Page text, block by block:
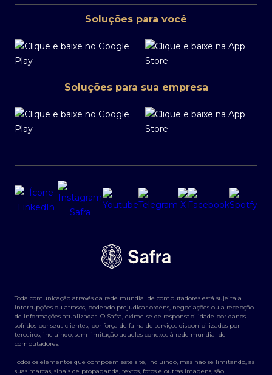
Soluções para você
Soluções para sua empresa
Toda comunicação através da rede mundial de computadores está sujeita a
interrupções ou atrasos, podendo prejudicar ordens, negociações ou a recepção
de informações atualizadas. O Safra, exime-se de responsabilidade por danos
sofridos por seus clientes, por força de falha de serviços disponibilizados por
terceiros, incluindo, sem limitação aqueles conexos à rede mundial de
computadores.
Todos os elementos que compõem este site, incluindo, mas não se limitando, as
suas marcas, sinais de propaganda, textos, fotos e outras imagens, são